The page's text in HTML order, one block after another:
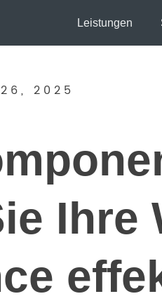
Leistungen
2025
Ihre